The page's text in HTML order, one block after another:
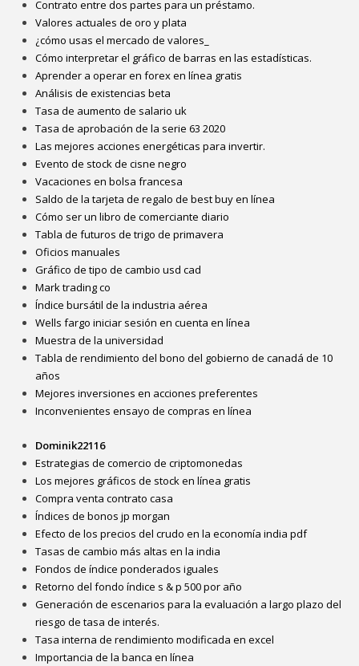
Contrato entre dos partes para un préstamo.
Valores actuales de oro y plata
¿cómo usas el mercado de valores_
Cómo interpretar el gráfico de barras en las estadísticas.
Aprender a operar en forex en línea gratis
Análisis de existencias beta
Tasa de aumento de salario uk
Tasa de aprobación de la serie 63 2020
Las mejores acciones energéticas para invertir.
Evento de stock de cisne negro
Vacaciones en bolsa francesa
Saldo de la tarjeta de regalo de best buy en línea
Cómo ser un libro de comerciante diario
Tabla de futuros de trigo de primavera
Oficios manuales
Gráfico de tipo de cambio usd cad
Mark trading co
Índice bursátil de la industria aérea
Wells fargo iniciar sesión en cuenta en línea
Muestra de la universidad
Tabla de rendimiento del bono del gobierno de canadá de 10
años
Mejores inversiones en acciones preferentes
Inconvenientes ensayo de compras en línea
Dominik22116
Estrategias de comercio de criptomonedas
Los mejores gráficos de stock en línea gratis
Compra venta contrato casa
Índices de bonos jp morgan
Efecto de los precios del crudo en la economía india pdf
Tasas de cambio más altas en la india
Fondos de índice ponderados iguales
Retorno del fondo índice s & p 500 por año
Generación de escenarios para la evaluación a largo plazo del
riesgo de tasa de interés.
Tasa interna de rendimiento modificada en excel
Importancia de la banca en línea